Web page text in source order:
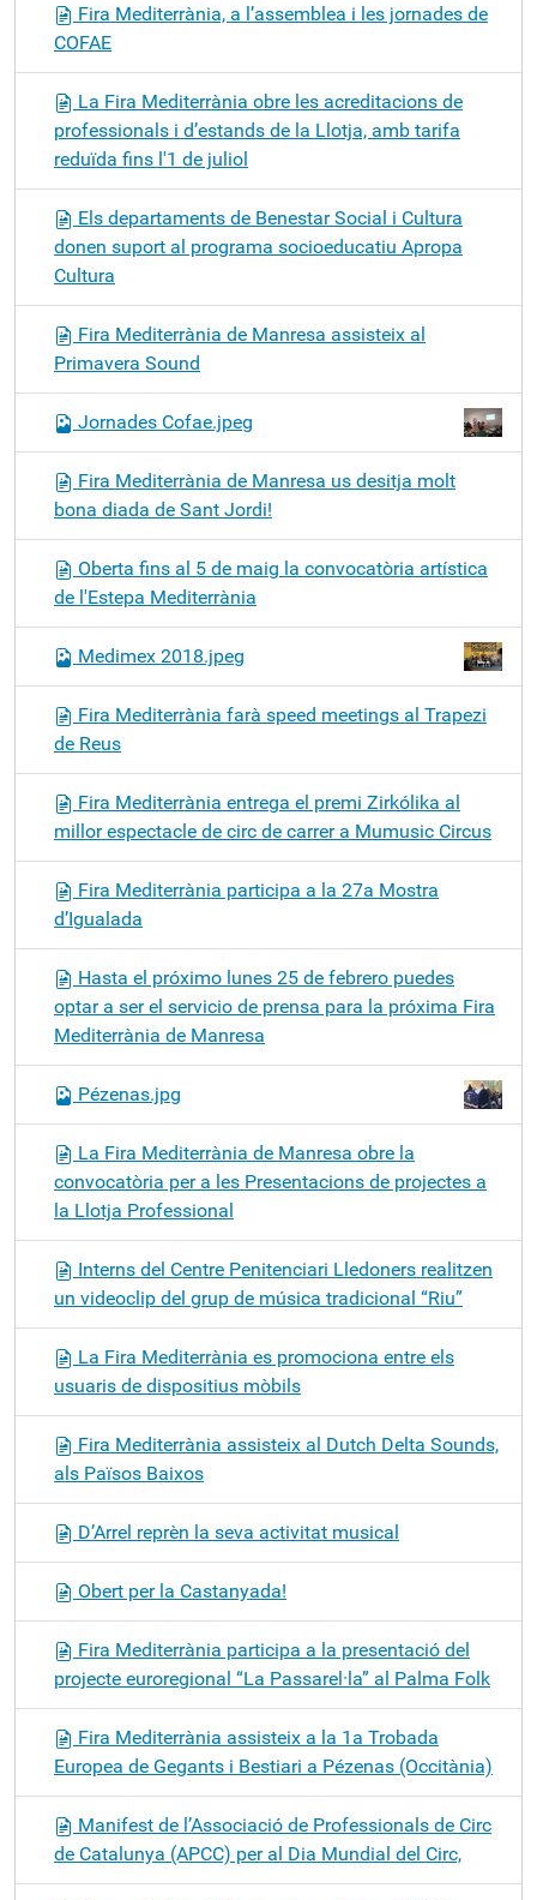
Fira Mediterrània, a l’assemblea i les jornades de
COFAE
La Fira Mediterrània obre les acreditacions de
professionals i d’estands de la Llotja, amb tarifa
reduïda fins l'1 de juliol
Els departaments de Benestar Social i Cultura
donen suport al programa socioeducatiu Apropa
Cultura
Fira Mediterrània de Manresa assisteix al
Primavera Sound
Jornades Cofae.jpeg
Fira Mediterrània de Manresa us desitja molt
bona diada de Sant Jordi!
Oberta fins al 5 de maig la convocatòria artística
de l'Estepa Mediterrània
Medimex 2018.jpeg
Fira Mediterrània farà speed meetings al Trapezi
de Reus
Fira Mediterrània entrega el premi Zirkólika al
millor espectacle de circ de carrer a Mumusic Circus
Fira Mediterrània participa a la 27a Mostra
d’Igualada
Hasta el próximo lunes 25 de febrero puedes
optar a ser el servicio de prensa para la próxima Fira
Mediterrània de Manresa
Pézenas.jpg
La Fira Mediterrània de Manresa obre la
convocatòria per a les Presentacions de projectes a
la Llotja Professional
Interns del Centre Penitenciari Lledoners realitzen
un videoclip del grup de música tradicional “Riu”
La Fira Mediterrània es promociona entre els
usuaris de dispositius mòbils
Fira Mediterrània assisteix al Dutch Delta Sounds,
als Països Baixos
D’Arrel reprèn la seva activitat musical
Obert per la Castanyada!
Fira Mediterrània participa a la presentació del
projecte euroregional “La Passarel·la” al Palma Folk
Fira Mediterrània assisteix a la 1a Trobada
Europea de Gegants i Bestiari a Pézenas (Occitània)
Manifest de l’Associació de Professionals de Circ
de Catalunya (APCC) per al Dia Mundial del Circ,